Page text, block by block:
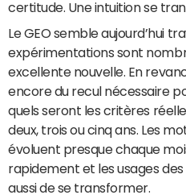
certitude. Une intuition se
Le GEO semble aujourd’hui
expérimentations sont
excellente nouvelle. En
encore du recul nécessaire
quels seront les critères
deux, trois ou cinq ans. Les
évoluent presque chaque
rapidement et les usages
aussi de se transformer.